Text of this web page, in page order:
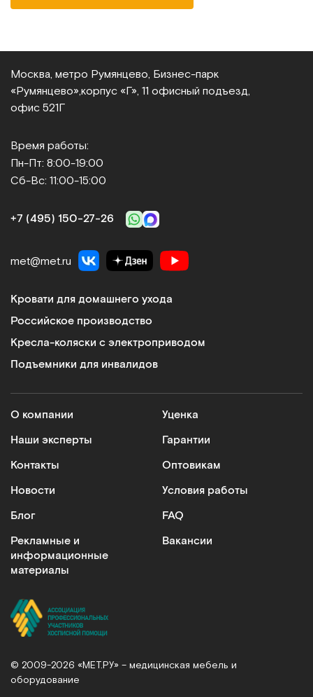
представленный в каталоге нашего интернет-магазина.
Ассортимент
Медицинские кровати и матрасы
Регулируемые секции, противопролежневые
механизмы управления делают мебель
Ортопедические матрасы обеспечивают
комфорт лежачим больным и минимизируют риск
каркас дает возможность размещать на кроватях
пациентов с большим весом, угол наклона ложа
регулируется, антибактериальное покрытие
микроорганизмов.
Модели оснащаются электрическим или ручным
приводом. На сайте представлены складные и
для реабилитации больных и ежедневного
применения. Преимущества: эргономичная
индивидуальная настройка под параметры
Подъемники для инвалидов
плавность перемещения больных, рассчитаны на
вес до 200 кг, просты в использовании
Москва, метро Румянцево, Бизнес‑парк
«Румянцево», корпус «Г», 11 офисный подъезд,
офис 521Г
Время работы:
Пн-Пт: 8:00-19:00
Сб-Вс: 11:00-15:00
+7 (495) 150‑27‑26
met@met.ru
Кровати для домашнего ухода
Российское производство
Кресла-коляски с электроприводом
Подъемники для инвалидов
О компании
Наши эксперты
Контакты
Новости
Блог
Рекламные и
информационные
материалы
Уценка
Гарантии
Оптовикам
Условия работы
FAQ
Вакансии
© 2009-2026 «МЕТ.РУ» – медицинская мебель и
оборудование